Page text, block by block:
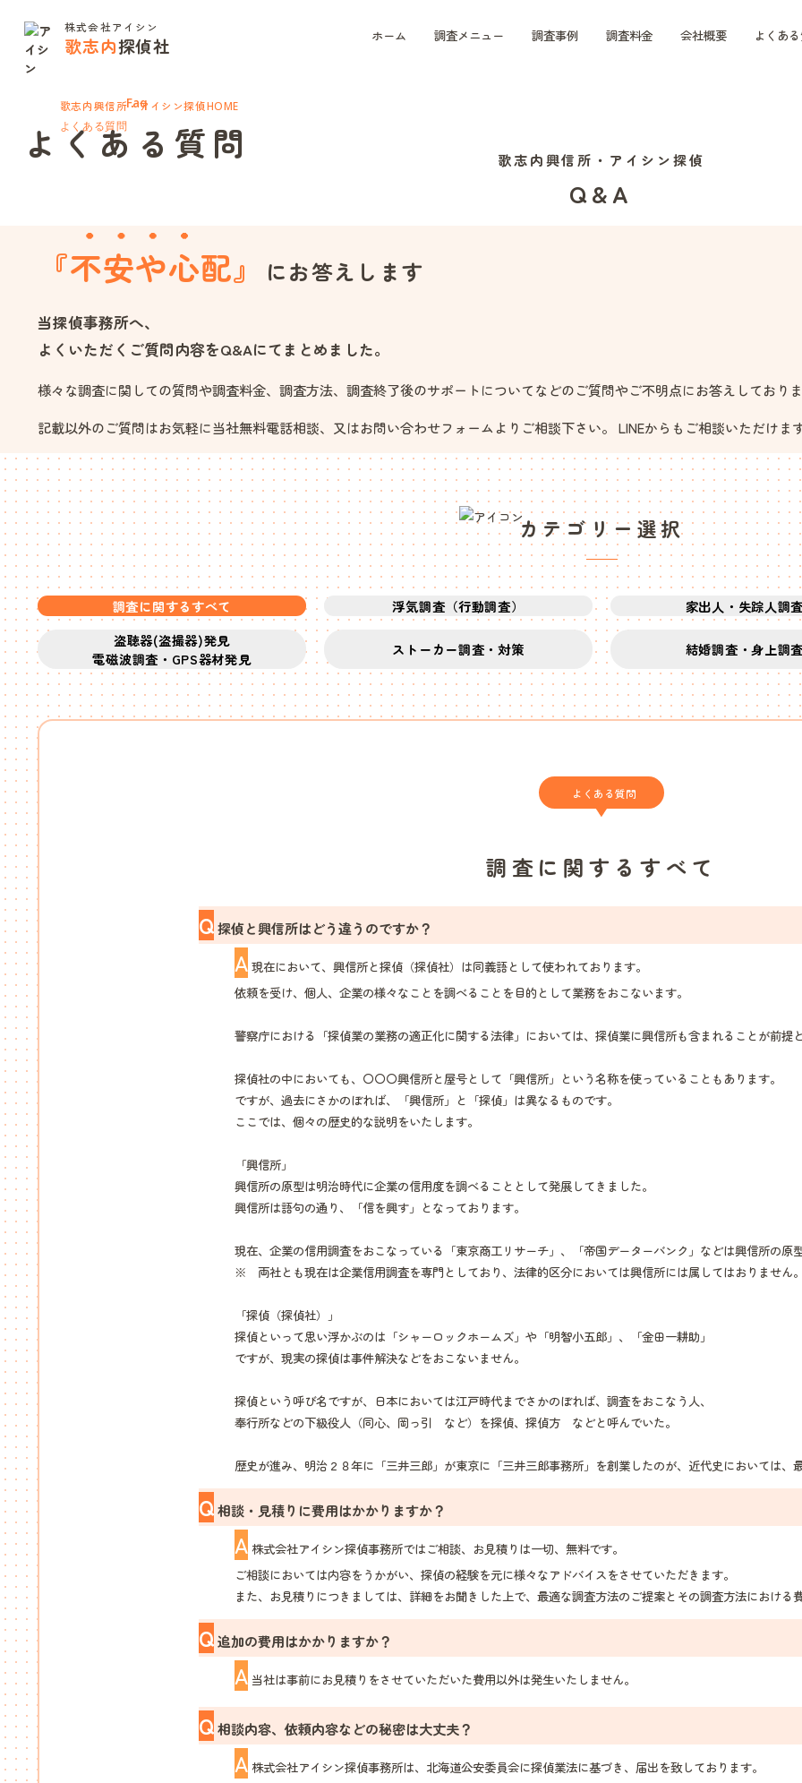
株式会社アイシン
歌志内探偵社 ホーム 調査メニュー 調査事例 調査料金 会社概要 よくあ
Faq
よくある質問
歌志内興信所・アイシン探偵HOME
よくある質問
歌志内興信所・アイシン探偵
Q&A
『不安や心配』 にお答えします
当探偵事務所へ、
よくいただくご質問内容をQ&Aにてまとめました。
様々な調査に関しての質問や調査料金、調査方法、調査終了後のサポートについてなどのご質問やご不明点にお答えしており
記載以外のご質問はお気軽に当社無料電話相談、又はお問い合わせフォームよりご相談下さい。 LINEからもご相談いただけま
カテゴリー選択
調査に関するすべて 浮気調査（行動調査）
家出人・失踪人調
盗聴器(盗撮器)発見
電磁波調査・GPS器材発見
ストーカー調査・対策 結婚調査・身上調
よくある質問
調査に関するすべて
Q探偵と興信所はどう違うのですか？
A 現在において、興信所と探偵（探偵社）は同義語として使われております。
依頼を受け、個人、企業の様々なことを調べることを目的として業務をおこないます。
警察庁における「探偵業の業務の適正化に関する法律」においては、探偵業に興信所も含まれることが前提
探偵社の中においても、〇〇〇興信所と屋号として「興信所」という名称を使っていることもあります。
ですが、過去にさかのぼれば、「興信所」と「探偵」は異なるものです。
ここでは、個々の歴史的な説明をいたします。
「興信所」
興信所の原型は明治時代に企業の信用度を調べることとして発展してきました。
興信所は語句の通り、「信を興す」となっております。
現在、企業の信用調査をおこなっている「東京商工リサーチ」、「帝国データーバンク」などは興信所の原
※ 両社とも現在は企業信用調査を専門としており、法律的区分においては興信所には属してはおりません
「探偵（探偵社）」
探偵といって思い浮かぶのは「シャーロックホームズ」や「明智小五郎」、「金田一耕助」
ですが、現実の探偵は事件解決などをおこないません。
探偵という呼び名ですが、日本においては江戸時代までさかのぼれば、調査をおこなう人、
奉行所などの下級役人（同心、岡っ引 など）を探偵、探偵方 などと呼んでいた。
歴史が進み、明治２８年に「三井三郎」が東京に「三井三郎事務所」を創業したのが、近代史においては、
Q相談・見積りに費用はかかりますか？
A 株式会社アイシン探偵事務所ではご相談、お見積りは一切、無料です。
ご相談においては内容をうかがい、探偵の経験を元に様々なアドバイスをさせていただきます。
また、お見積りにつきましては、詳細をお聞きした上で、最適な調査方法のご提案とその調査方法における
Q追加の費用はかかりますか？
A 当社は事前にお見積りをさせていただいた費用以外は発生いたしません。
Q相談内容、依頼内容などの秘密は大丈夫？
A 株式会社アイシン探偵事務所は、北海道公安委員会に探偵業法に基づき、届出を致しております。